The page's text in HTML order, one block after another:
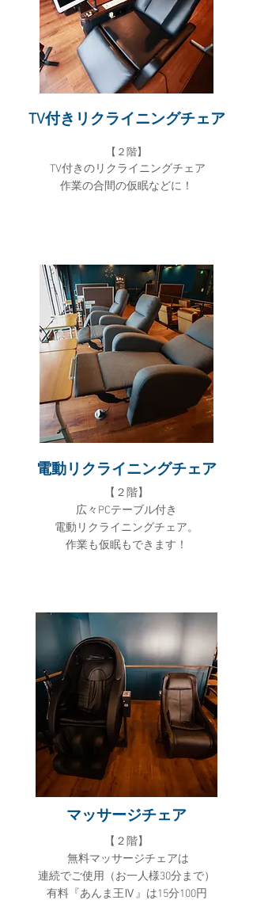
TV付きリクライニングチェア
【２ 階】
TV付きのリクライニングチェア
作業の合間の仮眠などに！
電動リクライニングチェア
​【２階】
広々PCテーブル付き
電動リクライニングチェア。
作業も仮眠もできます！
マッサージチェア
​【２階】
無料マッサージチェアは
連続でご使用（お一人様30分まで）
有料『あんま王Ⅳ』は15分100円